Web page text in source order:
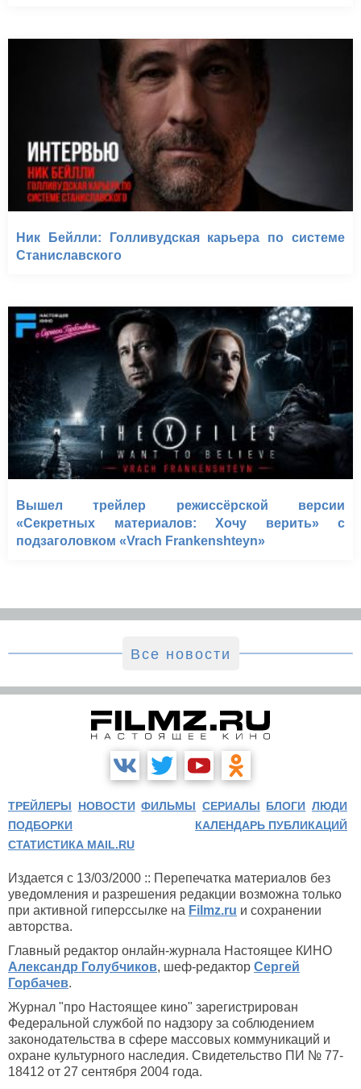
Ник Бейлли: Голливудская карьера по системе
Станиславского
Вышел трейлер режиссёрской версии
«Секретных материалов: Хочу верить» с
подзаголовком «Vrach Frankenshteyn»
Все новости
ТРЕЙЛЕРЫ НОВОСТИ ФИЛЬМЫ СЕРИАЛЫ БЛОГИ ЛЮДИ
ПОДБОРКИ
КАЛЕНДАРЬ ПУБЛИКАЦИЙ
СТАТИСТИКА MAIL.RU
Издается с 13/03/2000 :: Перепечатка материалов без
уведомления и разрешения редакции возможна только
при активной гиперссылке на Filmz.ru и сохранении
авторства.
Главный редактор онлайн-журнала Настоящее КИНО
Александр Голубчиков, шеф-редактор Сергей
Горбачев.
Журнал "про Настоящее кино" зарегистрирован
Федеральной службой по надзору за соблюдением
законодательства в сфере массовых коммуникаций и
охране культурного наследия. Свидетельство ПИ № 77-
18412 от 27 сентября 2004 года.